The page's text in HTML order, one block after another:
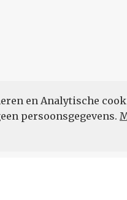
en Analytische
persoonsgegevens.
BY